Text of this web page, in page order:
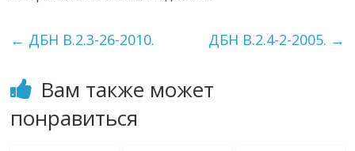
← ДБН В.2.3-26-2010. ДБН В.2.4-2-2005. →
Вам также может
понравиться